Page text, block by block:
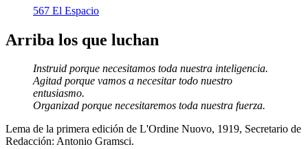
567 El Espacio
Arriba los que luchan
Instruid porque necesitamos toda nuestra inteligencia.
Agitad porque vamos a necesitar todo nuestro
entusiasmo.
Organizad porque necesitaremos toda nuestra fuerza.
Lema de la primera edición de L'Ordine Nuovo, 1919, Secretario de
Redacción: Antonio Gramsci.